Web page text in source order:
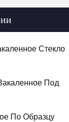
Стекло
Под
По Образцу